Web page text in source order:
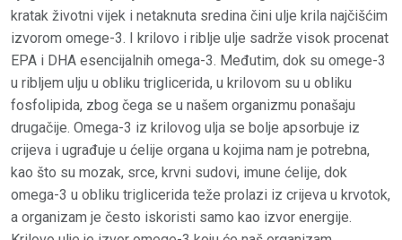
kratak životni vijek i netaknuta sredina čini ulje krila najčišćim
izvorom omege-3. I krilovo i riblje ulje sadrže visok procenat
EPA i DHA esencijalnih omega-3. Međutim, dok su omege-3
u ribljem ulju u obliku triglicerida, u krilovom su u obliku
fosfolipida, zbog čega se u našem organizmu ponašaju
drugačije. Omega-3 iz krilovog ulja se bolje apsorbuje iz
crijeva i ugrađuje u ćelije organa u kojima nam je potrebna,
kao što su mozak, srce, krvni sudovi, imune ćelije, dok
omega-3 u obliku triglicerida teže prolazi iz crijeva u krvotok,
a organizam je često iskoristi samo kao izvor energije.